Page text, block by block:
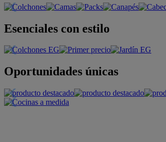
Esenciales con estilo
Oportunidades únicas